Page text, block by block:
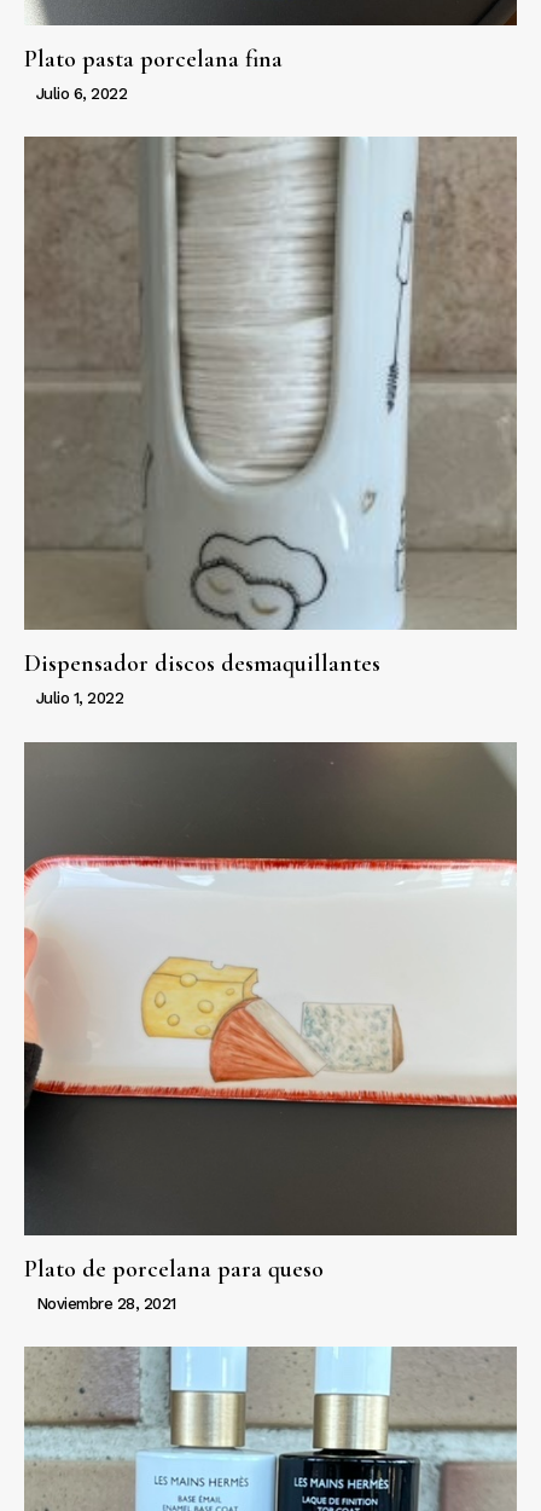
Plato pasta porcelana fina
Julio 6, 2022
Dispensador discos desmaquillantes
Julio 1, 2022
Plato de porcelana para queso
Noviembre 28, 2021